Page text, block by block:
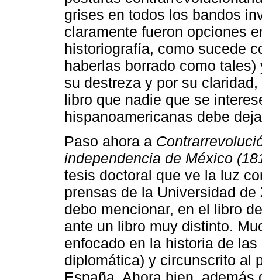
grises en todos los bandos
claramente fueron opciones
historiografía, como sucede
haberlas borrado como
su destreza y por su
libro que nadie que se
hispanoamericanas debe
Paso ahora a
independencia de México
tesis doctoral que ve la luz
prensas de la Universidad
debo mencionar, en el libro
ante un libro muy distinto.
enfocado en la historia de
diplomática) y circunscrito al